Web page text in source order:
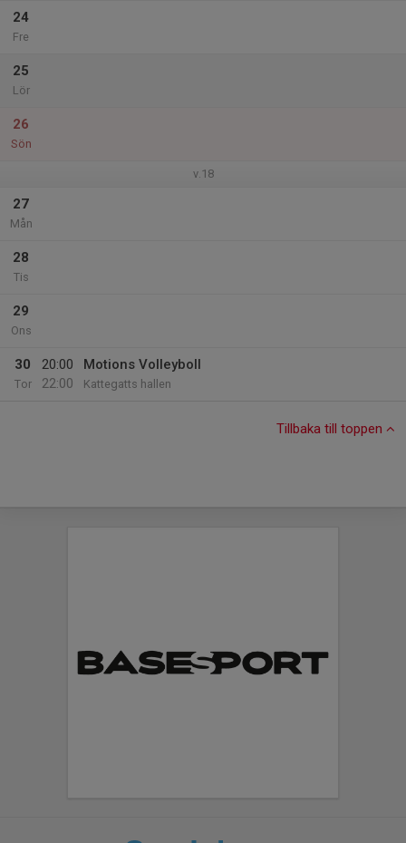
24
Fre
25
Lör
26
Sön
v.18
27
Mån
28
Tis
29
Ons
30
Tor
20:00
22:00
Motions Volleyboll
Kattegatts hallen
Tillbaka till toppen